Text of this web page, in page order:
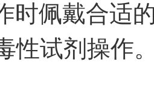
时佩戴合适
性试剂操作